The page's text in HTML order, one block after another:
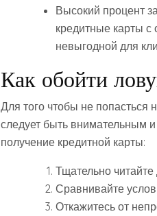
Высокий процент
кредитные карты с
невыгодной для
Как обойти
Для того чтобы не попасться
следует быть внимательным
получение кредитной карты:
Тщательно
Сравнивайте
Откажитесь от